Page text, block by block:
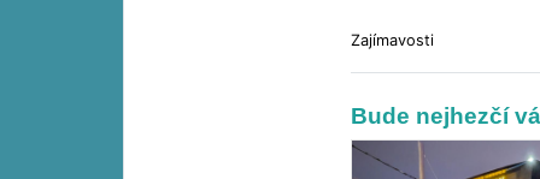
Zajímavosti
Bude nejhezčí